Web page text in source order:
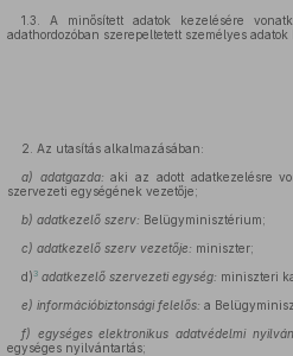
1.3. A minősített adatok kezelésére
adathordozóban szerepeltetett személyes adatok
2. Az utasítás alkalmazásában:
a) adatgazda: aki az adott adatkezelésre
szervezeti egységének vezetője;
b) adatkezelő szerv: Belügyminisztérium;
c) adatkezelő szerv vezetője: miniszter;
d) 3 adatkezelő szervezeti egység: miniszteri
e) információbiztonsági felelős: a
f) egységes elektronikus adatvédelmi
egységes nyilvántartás;